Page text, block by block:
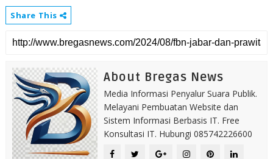
Share This
About Bregas News
Media Informasi Penyalur Suara Publik.
Melayani Pembuatan Website dan
Sistem Informasi Berbasis IT. Free
Konsultasi IT. Hubungi 085742226600